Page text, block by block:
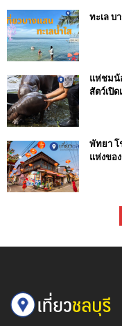
ทะเล บ
แห่ชมน้
สัตว์เปิด
พัทยา
แห่งขอ